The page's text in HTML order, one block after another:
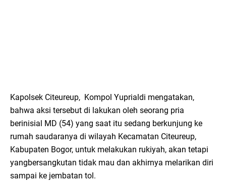
Kapolsek Citeureup, Kompol Yuprialdi mengatakan,
bahwa aksi tersebut di lakukan oleh seorang pria
berinisial MD (54) yang saat itu sedang berkunjung ke
rumah saudaranya di wilayah Kecamatan Citeureup,
Kabupaten Bogor, untuk melakukan rukiyah, akan tetapi
yangbersangkutan tidak mau dan akhirnya melarikan diri
sampai ke jembatan tol.